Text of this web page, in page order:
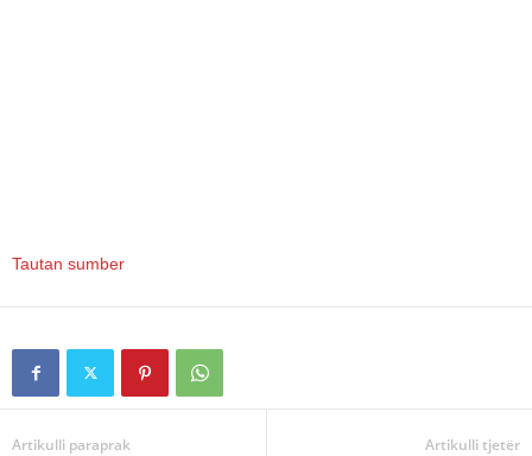
Tautan sumber
Artikulli paraprak Artikulli tjetër